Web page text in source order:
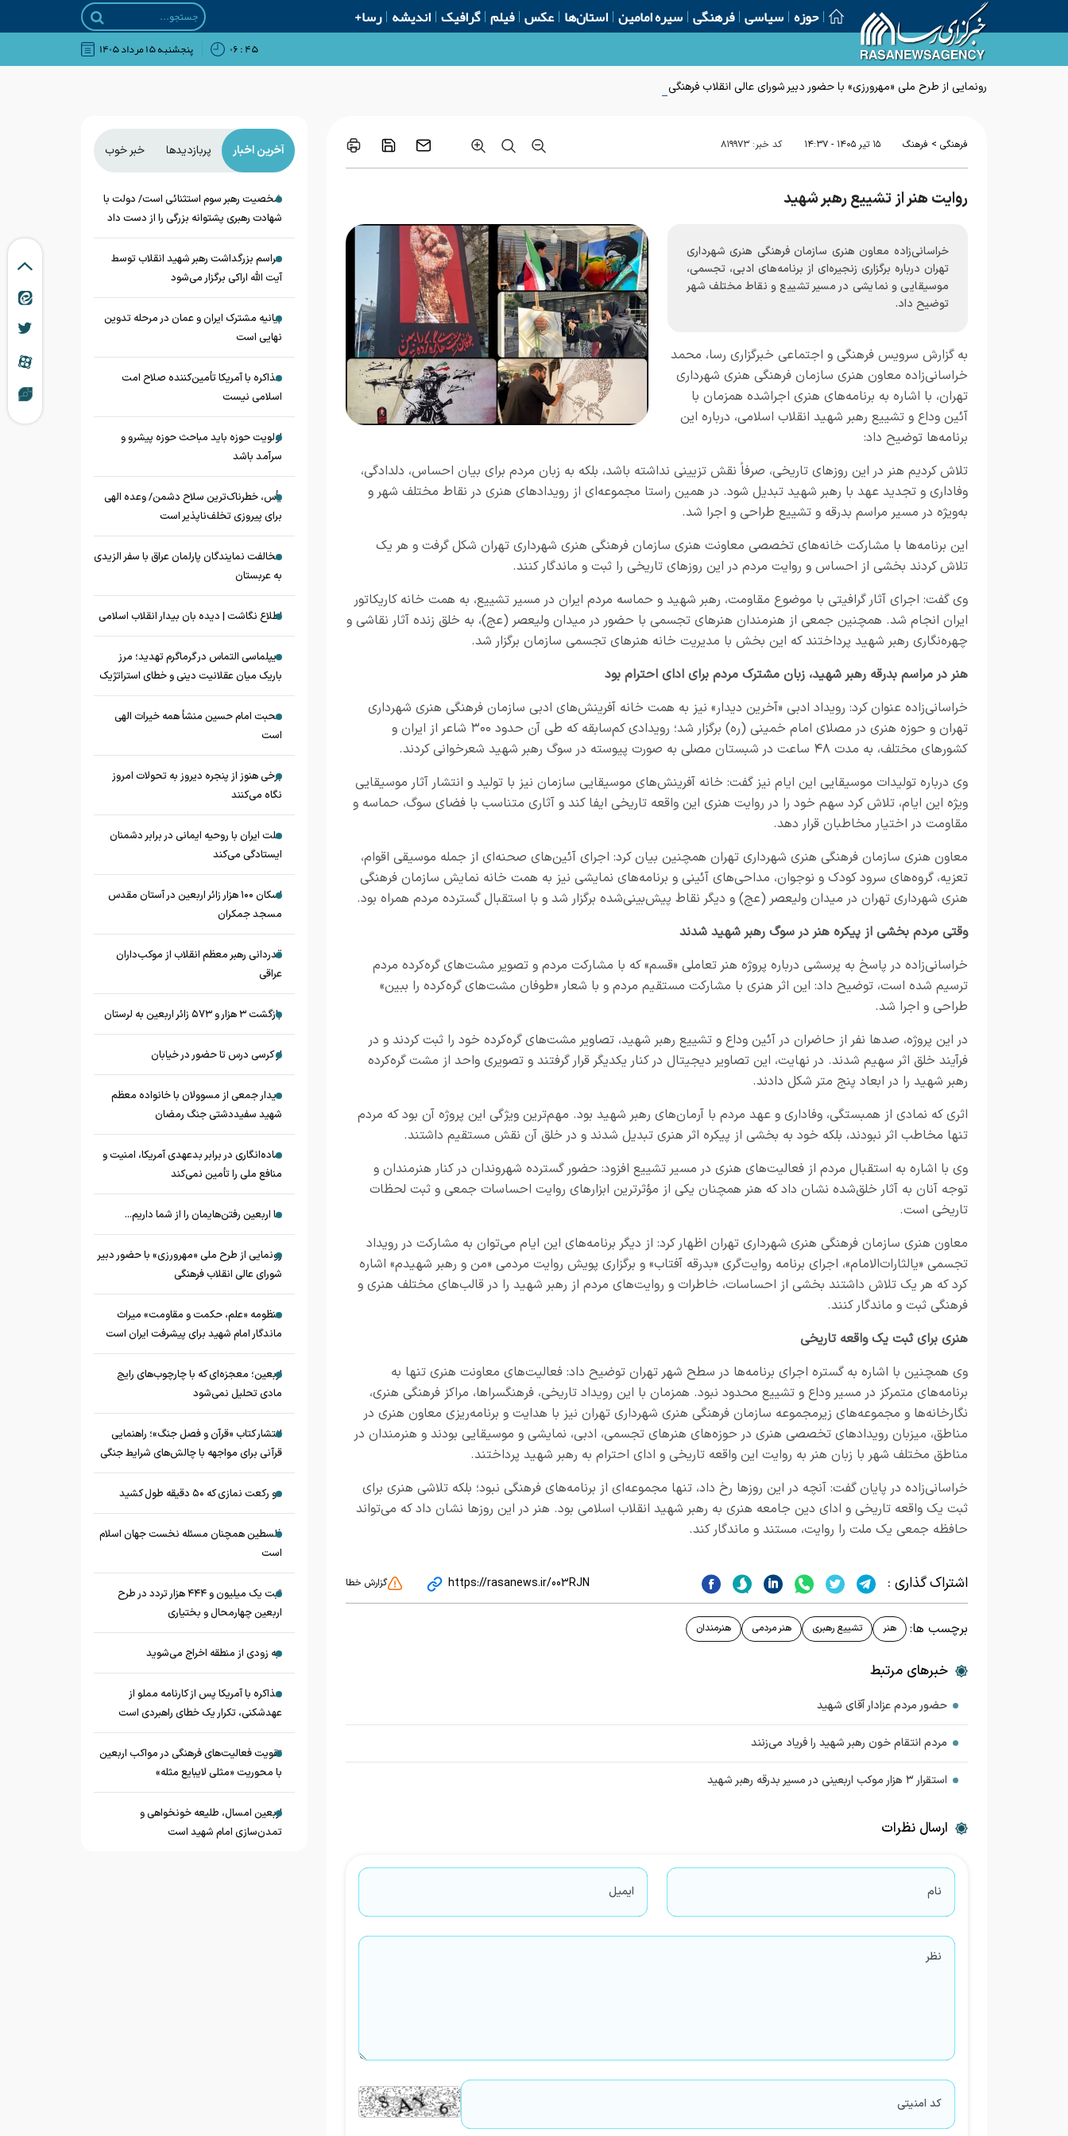
حوزه سیاسی فرهنگی سیره امامین استان‌ها عکس فیلم گرافیک اندیشه رسا+
۴۵ : ۰۶ پنجشنبه ۱۵ مرداد ۱۴۰۵
رونمایی از طرح ملی «مهرورزی» با حضور دبیر شورای عالی انقلاب فرهنگی
فرهنگی > فرهنگ ۱۵ تير ۱۴۰۵ - ۱۴:۳۷ کد خبر: ۸۱۹۹۷۳
روایت هنر از تشییع رهبر شهید
خراسانی‌زاده معاون هنری سازمان فرهنگی هنری شهرداری
تهران درباره برگزاری زنجیره‌ای از برنامه‌های ادبی، تجسمی،
موسیقایی و نمایشی در مسیر تشییع و نقاط مختلف شهر
توضیح داد.
به گزارش سرویس فرهنگی و اجتماعی خبرگزاری رسا، محمد
خراسانی‌زاده معاون هنری سازمان فرهنگی هنری شهرداری
تهران، با اشاره به برنامه‌های هنری اجراشده همزمان با
آئین وداع و تشییع رهبر شهید انقلاب اسلامی، درباره این
برنامه‌ها توضیح داد:
تلاش کردیم هنر در این روزهای تاریخی، صرفاً نقش تزیینی نداشته باشد، بلکه به زبان مردم برای بیان احساس، دلدادگی،
وفاداری و تجدید عهد با رهبر شهید تبدیل شود. در همین راستا مجموعه‌ای از رویدادهای هنری در نقاط مختلف شهر و
به‌ویژه در مسیر مراسم بدرقه و تشییع طراحی و اجرا شد.
این برنامه‌ها با مشارکت خانه‌های تخصصی معاونت هنری سازمان فرهنگی هنری شهرداری تهران شکل گرفت و هر یک
تلاش کردند بخشی از احساس و روایت مردم در این روزهای تاریخی را ثبت و ماندگار کنند.
وی گفت: اجرای آثار گرافیتی با موضوع مقاومت، رهبر شهید و حماسه مردم ایران در مسیر تشییع، به همت خانه کاریکاتور
ایران انجام شد. همچنین جمعی از هنرمندان هنرهای تجسمی با حضور در میدان ولیعصر (عج)، به خلق زنده آثار نقاشی و
چهره‌نگاری رهبر شهید پرداختند که این بخش با مدیریت خانه هنرهای تجسمی سازمان برگزار شد.
هنر در مراسم بدرقه رهبر شهید، زبان مشترک مردم برای ادای احترام بود
خراسانی‌زاده عنوان کرد: رویداد ادبی «آخرین دیدار» نیز به همت خانه آفرینش‌های ادبی سازمان فرهنگی هنری شهرداری
تهران و حوزه هنری در مصلای امام خمینی (ره) برگزار شد؛ رویدادی کم‌سابقه که طی آن حدود ۳۰۰ شاعر از ایران و
کشورهای مختلف، به مدت ۴۸ ساعت در شبستان مصلی به صورت پیوسته در سوگ رهبر شهید شعرخوانی کردند.
وی درباره تولیدات موسیقایی این ایام نیز گفت: خانه آفرینش‌های موسیقایی سازمان نیز با تولید و انتشار آثار موسیقایی
ویژه این ایام، تلاش کرد سهم خود را در روایت هنری این واقعه تاریخی ایفا کند و آثاری متناسب با فضای سوگ، حماسه و
مقاومت در اختیار مخاطبان قرار دهد.
معاون هنری سازمان فرهنگی هنری شهرداری تهران همچنین بیان کرد: اجرای آئین‌های صحنه‌ای از جمله موسیقی اقوام،
تعزیه، گروه‌های سرود کودک و نوجوان، مداحی‌های آئینی و برنامه‌های نمایشی نیز به همت خانه نمایش سازمان فرهنگی
هنری شهرداری تهران در میدان ولیعصر (عج) و دیگر نقاط پیش‌بینی‌شده برگزار شد و با استقبال گسترده مردم همراه بود.
وقتی مردم بخشی از پیکره هنر در سوگ رهبر شهید شدند
خراسانی‌زاده در پاسخ به پرسشی درباره پروژه هنر تعاملی «قسم» که با مشارکت مردم و تصویر مشت‌های گره‌کرده مردم
ترسیم شده است، توضیح داد: این اثر هنری با مشارکت مستقیم مردم و با شعار «طوفان مشت‌های گره‌کرده را ببین»
طراحی و اجرا شد.
در این پروژه، صدها نفر از حاضران در آئین وداع و تشییع رهبر شهید، تصاویر مشت‌های گره‌کرده خود را ثبت کردند و در
فرآیند خلق اثر سهیم شدند. در نهایت، این تصاویر دیجیتال در کنار یکدیگر قرار گرفتند و تصویری واحد از مشت گره‌کرده
رهبر شهید را در ابعاد پنج متر شکل دادند.
اثری که نمادی از همبستگی، وفاداری و عهد مردم با آرمان‌های رهبر شهید بود. مهم‌ترین ویژگی این پروژه آن بود که مردم
تنها مخاطب اثر نبودند، بلکه خود به بخشی از پیکره اثر هنری تبدیل شدند و در خلق آن نقش مستقیم داشتند.
وی با اشاره به استقبال مردم از فعالیت‌های هنری در مسیر تشییع افزود: حضور گسترده شهروندان در کنار هنرمندان و
توجه آنان به آثار خلق‌شده نشان داد که هنر همچنان یکی از مؤثرترین ابزارهای روایت احساسات جمعی و ثبت لحظات
تاریخی است.
معاون هنری سازمان فرهنگی هنری شهرداری تهران اظهار کرد: از دیگر برنامه‌های این ایام می‌توان به مشارکت در رویداد
تجسمی «یالثارات‌الامام»، اجرای برنامه روایت‌گری «بدرقه آفتاب» و برگزاری پویش روایت مردمی «من و رهبر شهیدم» اشاره
کرد که هر یک تلاش داشتند بخشی از احساسات، خاطرات و روایت‌های مردم از رهبر شهید را در قالب‌های مختلف هنری و
فرهنگی ثبت و ماندگار کنند.
هنری برای ثبت یک واقعه تاریخی
وی همچنین با اشاره به گستره اجرای برنامه‌ها در سطح شهر تهران توضیح داد: فعالیت‌های معاونت هنری تنها به
برنامه‌های متمرکز در مسیر وداع و تشییع محدود نبود. همزمان با این رویداد تاریخی، فرهنگسراها، مراکز فرهنگی هنری،
نگارخانه‌ها و مجموعه‌های زیرمجموعه سازمان فرهنگی هنری شهرداری تهران نیز با هدایت و برنامه‌ریزی معاون هنری در
مناطق، میزبان رویدادهای تخصصی هنری در حوزه‌های هنرهای تجسمی، ادبی، نمایشی و موسیقایی بودند و هنرمندان در
مناطق مختلف شهر با زبان هنر به روایت این واقعه تاریخی و ادای احترام به رهبر شهید پرداختند.
خراسانی‌زاده در پایان گفت: آنچه در این روزها رخ داد، تنها مجموعه‌ای از برنامه‌های فرهنگی نبود؛ بلکه تلاشی هنری برای
ثبت یک واقعه تاریخی و ادای دین جامعه هنری به رهبر شهید انقلاب اسلامی بود. هنر در این روزها نشان داد که می‌تواند
حافظه جمعی یک ملت را روایت، مستند و ماندگار کند.
اشتراک گذاری : https://rasanews.ir/003RJN گزارش خطا
برچسب ها: هنر تشییع رهبری هنر مردمی هنرمندان
خبرهای مرتبط
حضور مردم عزادار آقای شهید
مردم انتقام خون رهبر شهید را فریاد می‌زنند
استقرار ۳ هزار موکب اربعینی در مسیر بدرقه رهبر شهید
ارسال نظرات
آخرین اخبار پربازدیدها خبر خوب
شخصیت رهبر سوم استثنائی است/ دولت با
شهادت رهبری پشتوانه بزرگی را از دست داد
مراسم بزرگداشت رهبر شهید انقلاب توسط
آیت الله اراکی برگزار می‌شود
بیانیه مشترک ایران و عمان در مرحله تدوین
نهایی است
مذاکره با آمریکا تأمین‌کننده صلاح امت
اسلامی نیست
اولویت حوزه باید مباحث حوزه پیشرو و
سرآمد باشد
یأس، خطرناک‌ترین سلاح دشمن/ وعده الهی
برای پیروزی تخلف‌ناپذیر است
مخالفت نمایندگان پارلمان عراق با سفر الزیدی
به عربستان
اطلاع نگاشت | دیده بان بیدار انقلاب اسلامی
دیپلماسی التماس در گرماگرم تهدید؛ مرز
باریک میان عقلانیت دینی و خطای استراتژیک
محبت امام حسین منشأ همه خیرات الهی
است
برخی هنوز از پنجره دیروز به تحولات امروز
نگاه می‌کنند
ملت ایران با روحیه ایمانی در برابر دشمنان
ایستادگی می‌کند
اسکان ۱۰۰ هزار زائر اربعین در آستان مقدس
مسجد جمکران
قدردانی رهبر معظم انقلاب از موکب‌داران
عراقی
بازگشت ۳ هزار و ۵۷۳ زائر اربعین به لرستان
از کرسی درس تا حضور در خیابان
دیدار جمعی از مسوولان با خانواده معظم
شهید سفیددشتی جنگ رمضان
ساده‌انگاری در برابر بدعهدی آمریکا، امنیت و
منافع ملی را تأمین نمی‌کند
ما اربعین رفتن‌هایمان را از شما داریم...
رونمایی از طرح ملی «مهرورزی» با حضور دبیر
شورای عالی انقلاب فرهنگی
منظومه «علم، حکمت و مقاومت» میراث
ماندگار امام شهید برای پیشرفت ایران است
اربعین؛ معجزه‌ای که با چارچوب‌های رایج
مادی تحلیل نمی‌شود
انتشار کتاب «قرآن و فصل جنگ»؛ راهنمایی
قرآنی برای مواجهه با چالش‌های شرایط جنگی
دو رکعت نمازی که ۵۰ دقیقه طول کشید
فلسطین همچنان مسئله نخست جهان اسلام
است
ثبت یک میلیون و ۴۴۴ هزار تردد در طرح
اربعین چهارمحال و بختیاری
به زودی از منطقه اخراج می‌شوید
مذاکره با آمریکا پس از کارنامه مملو از
عهدشکنی، تکرار یک خطای راهبردی است
تقویت فعالیت‌های فرهنگی در مواکب اربعین
با محوریت «مثلی لایبایع مثله»
اربعین امسال، طلیعه خونخواهی و
تمدن‌سازی امام شهید است